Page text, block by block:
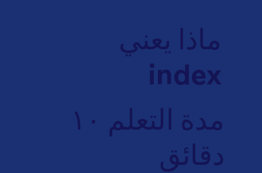
ماذا يعني
index
مدة التعلم ١٠
دقائق